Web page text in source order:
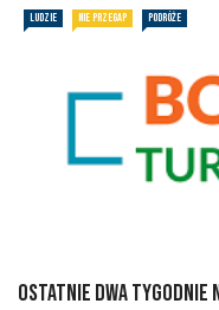
LUDZIE NIE PRZEGAP PODRÓŻE
Ostatnie dwa tygodnie